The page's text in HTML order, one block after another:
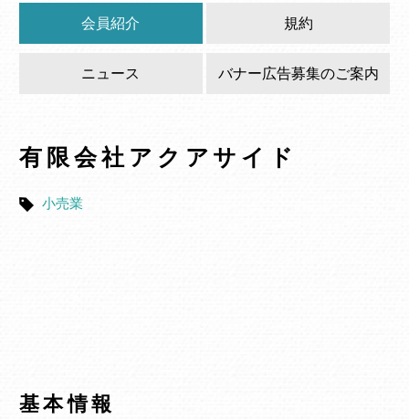
会員紹介 規約
ニュース バナー広告募集のご案内
有限会社アクアサイド
小売業
基本情報